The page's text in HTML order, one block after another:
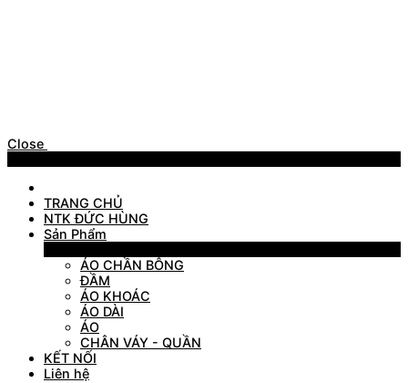
Close
TRANG CHỦ
NTK ĐỨC HÙNG
Sản Phẩm
ÁO CHẦN BÔNG
ĐẦM
ÁO KHOÁC
ÁO DÀI
ÁO
CHÂN VÁY - QUẦN
KẾT NỐI
Liên hệ